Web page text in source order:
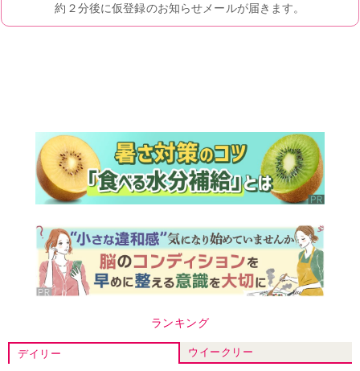
ランキング
デイリー ウイークリー